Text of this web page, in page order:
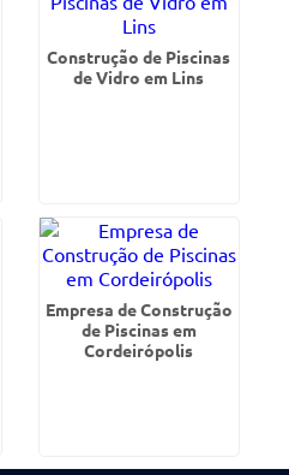
Construção de Piscinas
de Vidro em Lins
Empresa de Construção
de Piscinas em
Cordeirópolis